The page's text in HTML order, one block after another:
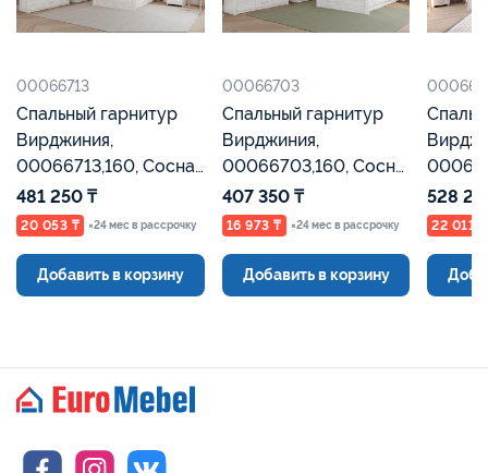
00066713
Спальный гарнитур
Вирджиния,
00066713,160, Сосна
Каньон, Евромебель
481 250 ₸
20 053 ₸ ×24 мес в рассрочку
Добавить в корзину
00066703
Спальный гарнитур
Вирджиния,
00066703,160, Сосна
Каньон, Евромебель
407 350 ₸
16 973 ₸ ×24 мес в рассрочку
Добавить в корзину
528
22 011 ₸